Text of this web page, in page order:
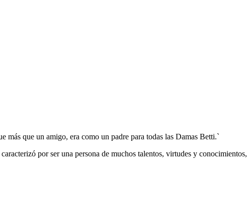
que un amigo, era como un padre para todas las Damas Betti.`
por ser una persona de muchos talentos, virtudes y